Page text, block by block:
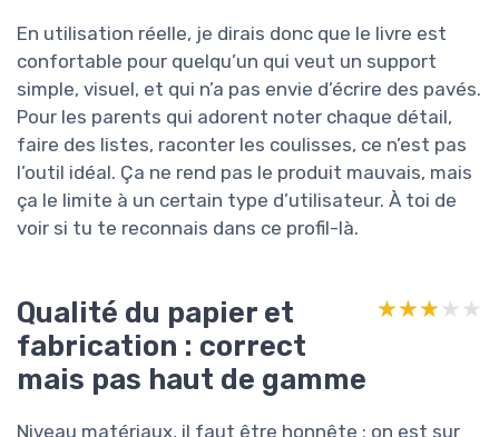
En utilisation réelle, je dirais donc que le livre est
confortable pour quelqu’un qui veut un support
simple, visuel, et qui n’a pas envie d’écrire des pavés.
Pour les parents qui adorent noter chaque détail,
faire des listes, raconter les coulisses, ce n’est pas
l’outil idéal. Ça ne rend pas le produit mauvais, mais
ça le limite à un certain type d’utilisateur. À toi de
voir si tu te reconnais dans ce profil-là.
Qualité du papier et
fabrication : correct
mais pas haut de gamme
★★★★★
★★★★★
Niveau matériaux, il faut être honnête : on est sur